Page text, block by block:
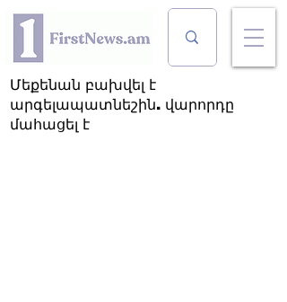
Մեքենան բախվել է
արգելապատնեշին. վարորդը
մահացել է